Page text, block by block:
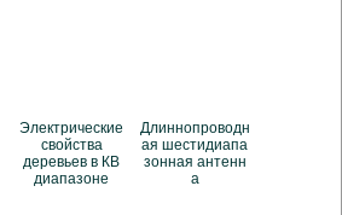
Электрические
свойства
деревьев в КВ
диапазоне
Длиннопроводн
ая шестидиапа
зонная антенн
а